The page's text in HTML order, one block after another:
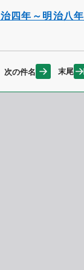
四年～明治八年
次の件名 末尾